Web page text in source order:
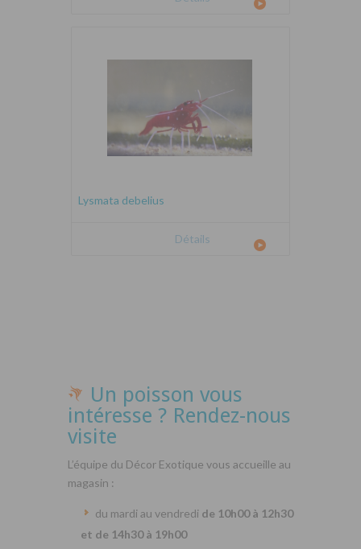
Lysmata debelius
Détails
Un poisson vous
intéresse ? Rendez-nous
visite
L’équipe du Décor Exotique vous accueille au
magasin :
du mardi au vendredi de 10h00 à 12h30
et de 14h30 à 19h00